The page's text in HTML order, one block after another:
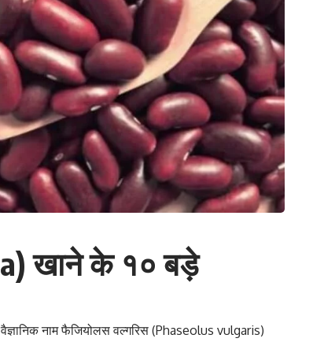
खाने के १० बड़े
नामफैजियोलस वल्गरिस (Phaseolus vulgaris)